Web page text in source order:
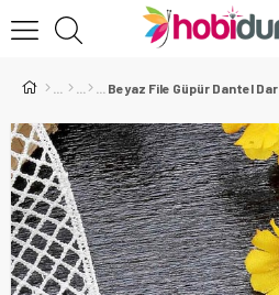
Beyaz File Güpür Dantel Dar